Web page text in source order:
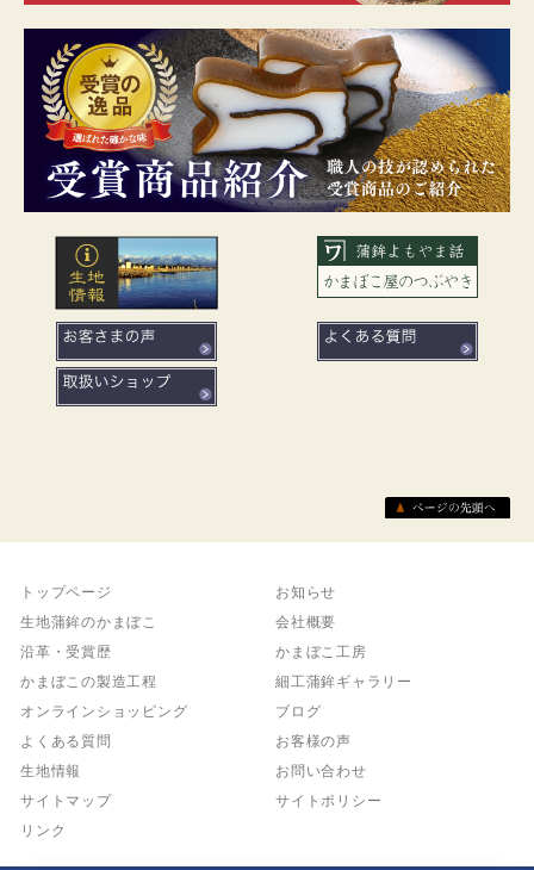
トップページ
お知らせ
生地蒲鉾のかまぼこ
会社概要
沿革・受賞歴
かまぼこ工房
かまぼこの製造工程
細工蒲鉾ギャラリー
オンラインショッピング
ブログ
よくある質問
お客様の声
生地情報
お問い合わせ
サイトマップ
サイトポリシー
リンク